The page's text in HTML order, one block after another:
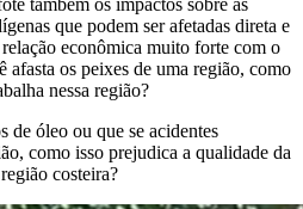
também os impactos sobre as
que podem ser afetadas direta e
econômica muito forte com o
afasta os peixes de uma região, como
nessa região?
de óleo ou que se acidentes
como isso prejudica a qualidade da
costeira?